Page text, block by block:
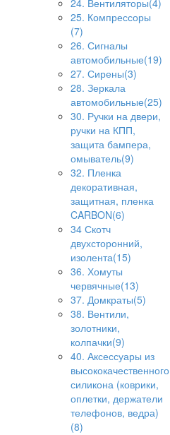
24. Вентиляторы(4)
25. Компрессоры
(7)
26. Сигналы
автомобильные(19)
27. Сирены(3)
28. Зеркала
автомобильные(25)
30. Ручки на двери,
ручки на КПП,
защита бампера,
омыватель(9)
32. Пленка
декоративная,
защитная, пленка
CARBON(6)
34 Скотч
двухсторонний,
изолента(15)
36. Хомуты
червячные(13)
37. Домкраты(5)
38. Вентили,
золотники,
колпачки(9)
40. Аксессуары из
высококачественного
силикона (коврики,
оплетки, держатели
телефонов, ведра)
(8)